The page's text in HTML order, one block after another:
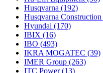
Husqvarna (192)
Husqvarna Construction
Hyundai (170)
IBIX (16)
IBO (493)
IKRA MOGATEC (39)
IMER Group (263)
ITC Power(13)